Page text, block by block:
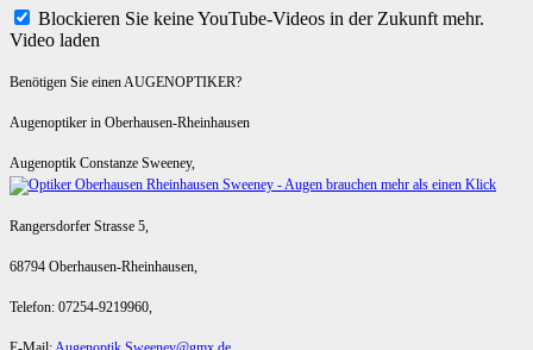
Blockieren Sie keine YouTube-Videos in der Zukunft mehr.
Video laden
Benötigen Sie einen AUGENOPTIKER?
Augenoptiker in Oberhausen-Rheinhausen
Augenoptik Constanze Sweeney,
Rangersdorfer Strasse 5,
68794 Oberhausen-Rheinhausen,
Telefon: 07254-9219960,